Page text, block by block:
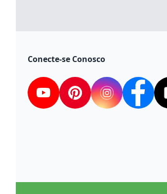
Conecte-se Conosco
youtubePinterestinstagram